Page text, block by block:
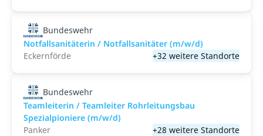
Bundeswehr
Notfallsanitäterin / Notfallsanitäter (m/w/d)
Eckernförde
+32 weitere Standorte
Bundeswehr
Teamleiterin / Teamleiter Rohrleitungsbau
Spezialpioniere (m/w/d)
Panker
+28 weitere Standorte